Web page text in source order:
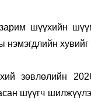
шүүхийн
нэмэгдлийн хувийг
зөвлөлийн
шүүгч